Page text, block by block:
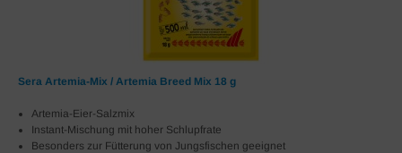
Sera Artemia-Mix / Artemia Breed Mix 18 g
Artemia-Eier-Salzmix
Instant-Mischung mit hoher Schlupfrate
Besonders zur Fütterung von Jungsfischen geeignet